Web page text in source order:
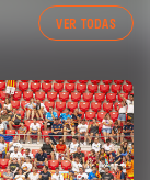
VER TODAS